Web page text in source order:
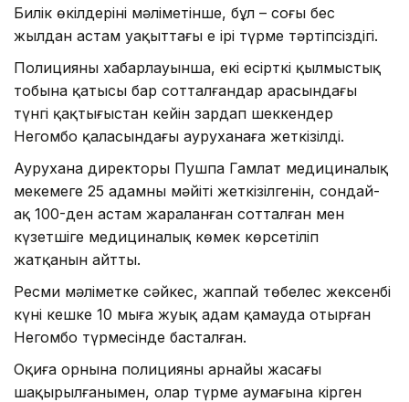
Билік өкілдерінің мәліметінше, бұл – соңғы бес
жылдан астам уақыттағы ең ірі түрме тәртіпсіздігі.
Полицияның хабарлауынша, екі есірткі қылмыстық
тобына қатысы бар сотталғандар арасындағы
түнгі қақтығыстан кейін зардап шеккендер
Негомбо қаласындағы ауруханаға жеткізілді.
Аурухана директоры Пушпа Гамлат медициналық
мекемеге 25 адамның мәйіті жеткізілгенін, сондай-
ақ 100-ден астам жараланған сотталған мен
күзетшіге медициналық көмек көрсетіліп
жатқанын айтты.
Ресми мәліметке сәйкес, жаппай төбелес жексенбі
күні кешке 10 мыңға жуық адам қамауда отырған
Негомбо түрмесінде басталған.
Оқиға орнына полицияның арнайы жасағы
шақырылғанымен, олар түрме аумағына кірген